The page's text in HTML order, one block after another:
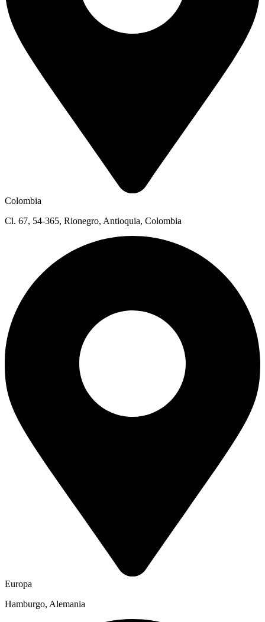
Colombia
Cl. 67, 54-365, Rionegro, Antioquia, Colombia
Europa
Hamburgo, Alemania